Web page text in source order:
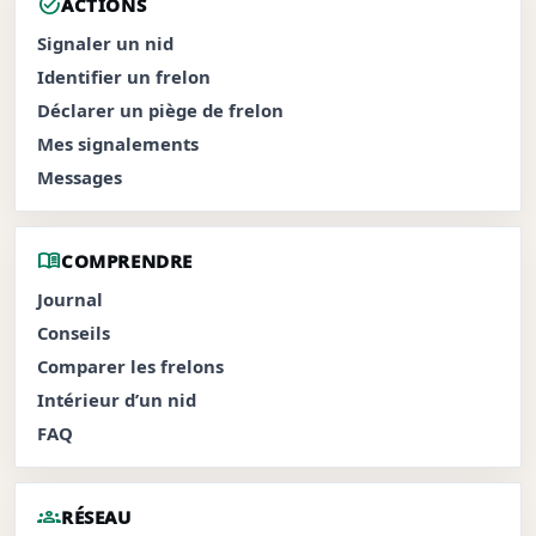
Signaler un nid
Identifier un frelon
Déclarer un piège de frelon
Mes signalements
Messages
menu_bookCOMPRENDRE
Journal
Conseils
Comparer les frelons
Intérieur d’un nid
FAQ
groupsRÉSEAU